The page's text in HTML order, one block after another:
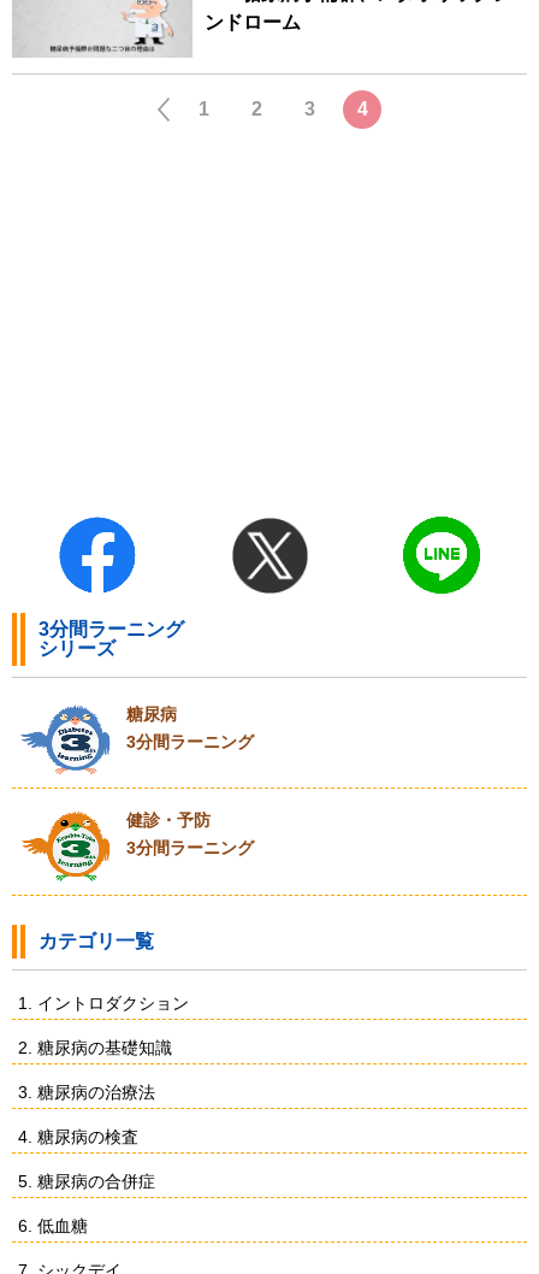
ンドローム
1 2 3 4
3分間ラーニング
シリーズ
糖尿病
3分間ラーニング
健診・予防
3分間ラーニング
カテゴリ一覧
1. イントロダクション
2. 糖尿病の基礎知識
3. 糖尿病の治療法
4. 糖尿病の検査
5. 糖尿病の合併症
6. 低血糖